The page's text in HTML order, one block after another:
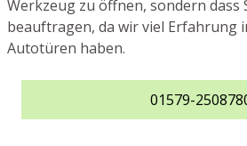
Werkzeug zu öffnen, sondern dass
beauftragen, da wir viel Erfahrung
Autotüren haben.
01579-